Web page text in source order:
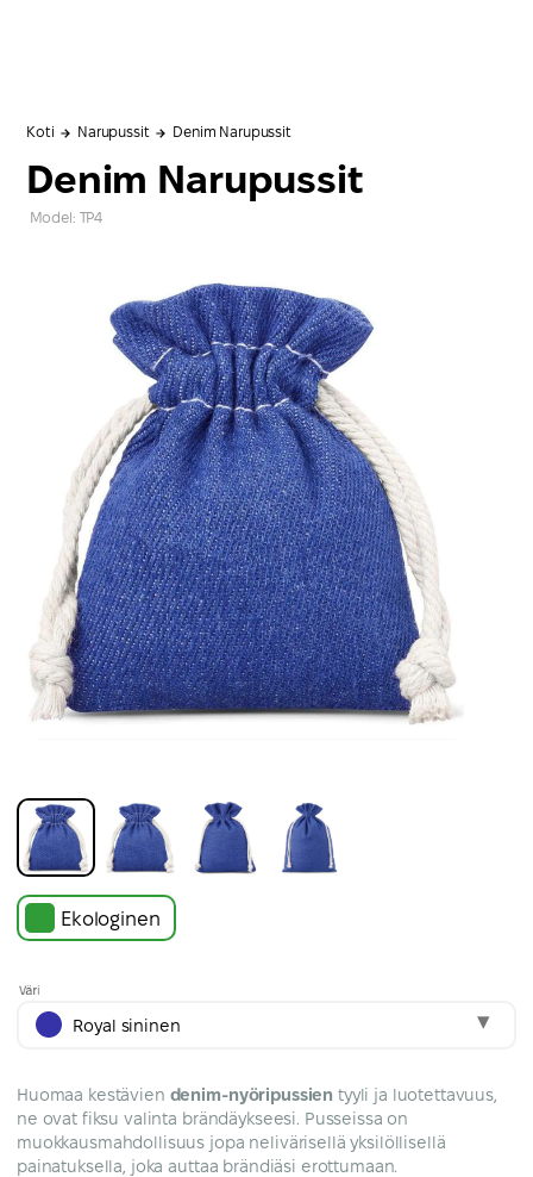
Koti Narupussit Denim Narupussit
Denim Narupussit
Model: TP4
Ekologinen
Royal sininen
Väri
Huomaa kestävien denim-nyöripussien tyyli ja luotettavuus,
ne ovat fiksu valinta brändäykseesi. Pusseissa on
muokkausmahdollisuus jopa nelivärisellä yksilöllisellä
painatuksella, joka auttaa brändiäsi erottumaan.